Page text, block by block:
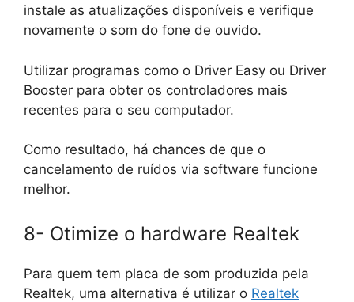
instale as atualizações disponíveis e verifique
novamente o som do fone de ouvido.
Utilizar programas como o Driver Easy ou Driver
Booster para obter os controladores mais
recentes para o seu computador.
Como resultado, há chances de que o
cancelamento de ruídos via software funcione
melhor.
8- Otimize o hardware Realtek
Para quem tem placa de som produzida pela
Realtek, uma alternativa é utilizar o Realtek